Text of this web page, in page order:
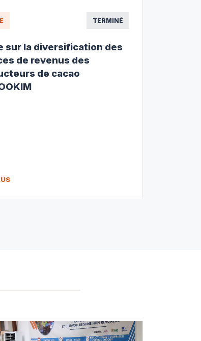
TERMINÉ
sur la diversification des
de revenus des
de cacao